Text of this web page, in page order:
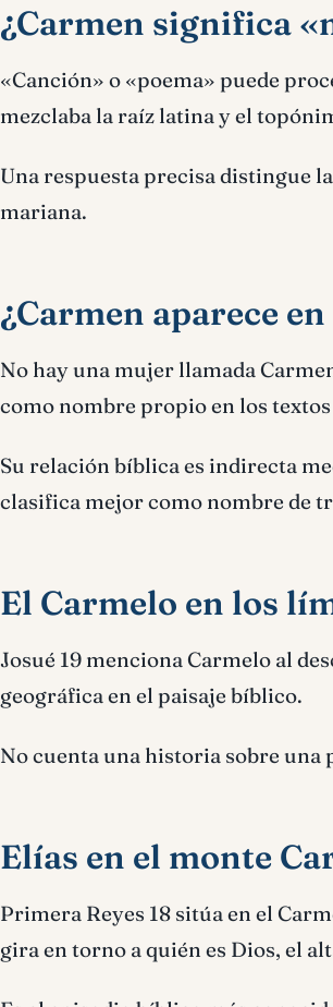
¿Carmen significa
«Canción» o «poema» puede
mezclaba la raíz latina y el
Una respuesta precisa distingue
mariana.
¿Carmen aparece
No hay una mujer llamada
como nombre propio en los
Su relación bíblica es indirecta
clasifica mejor como nombre de
El Carmelo en los
Josué 19 menciona Carmelo al
geográfica en el paisaje bíblico.
No cuenta una historia sobre
Elías en el monte
Primera Reyes 18 sitúa en el
gira en torno a quién es Dios, el